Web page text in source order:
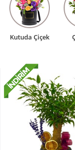
Kutuda Çiçek